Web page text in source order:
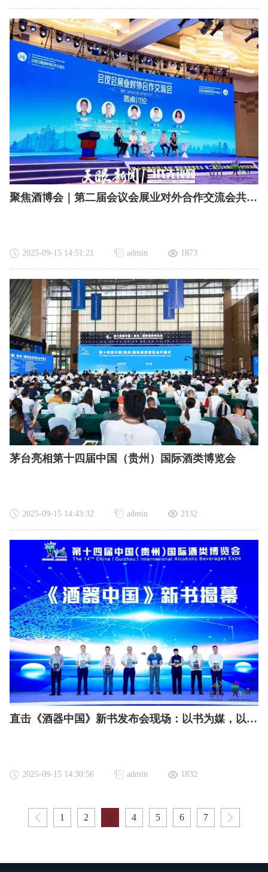
聚焦酒博会｜第二届会议会展业对外合作交流会共谋会展业发展新路径
2025-09-15 14:51:21 admin 1873
茅台亮相第十四届中国（贵州）国际酒类博览会
2025-09-15 14:43:32 admin 2132
直击《酒器中国》新书发布会现场：以书为媒，以器载道
2025-09-15 14:30:56 admin 1832
1 2 3 4 5 6 7